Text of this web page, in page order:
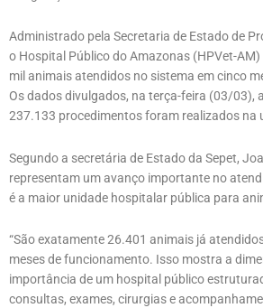
Administrado pela Secretaria de Estado de
o Hospital Público do Amazonas (HPVet-
mil animais atendidos no sistema em cinco
Os dados divulgados, na terça-feira (03/03),
237.133 procedimentos foram realizados na
Segundo a secretária de Estado da Sepet,
representam um avanço importante no
é a maior unidade hospitalar pública para
“São exatamente 26.401 animais já
meses de funcionamento. Isso mostra a
importância de um hospital público
consultas, exames, cirurgias e